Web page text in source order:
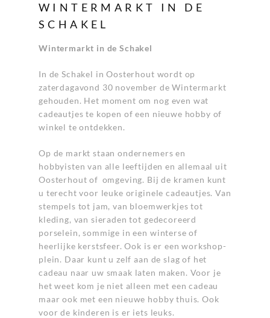
WINTERMARKT IN DE
SCHAKEL
Wintermarkt in de Schakel
In de Schakel in Oosterhout wordt op
zaterdagavond 30 november de Wintermarkt
gehouden. Het moment om nog even wat
cadeautjes te kopen of een nieuwe hobby of
winkel te ontdekken.
Op de markt staan ondernemers en
hobbyisten van alle leeftijden en allemaal uit
Oosterhout of omgeving. Bij de kramen kunt
u terecht voor leuke originele cadeautjes. Van
stempels tot jam, van bloemwerkjes tot
kleding, van sieraden tot gedecoreerd
porselein, sommige in een winterse of
heerlijke kerstsfeer. Ook is er een workshop-
plein. Daar kunt u zelf aan de slag of het
cadeau naar uw smaak laten maken. Voor je
het weet kom je niet alleen met een cadeau
maar ook met een nieuwe hobby thuis. Ook
voor de kinderen is er iets leuks.